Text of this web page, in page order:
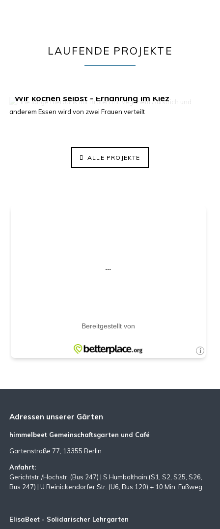
LAUFENDE PROJEKTE
Wir kochen selbst - Ernährung im Kiez
ElisaBeet - Solidarischer Lehrgarten
ALLE PROJEKTE
Adressen unserer Gärten
himmelbeet Gemeinschaftsgarten und Café
Gartenstraße 77, 13355 Berlin
Anfahrt:
Gerichtstr./Hochstr. (Bus 247) | S Humbolthain (S1, S2, S25, S26,
Bus 247) | U Reinickendorfer Str. (U6, Bus 120) + 10 Min. Fußweg
ElisaBeet - Solidarischer Lehrgarten